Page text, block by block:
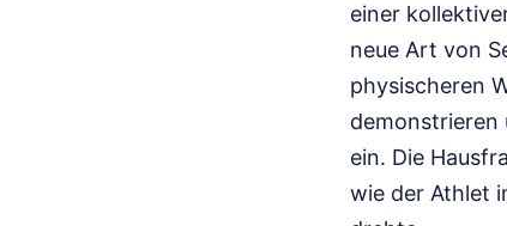
einer
neue Art von
physischeren
demonstrieren
ein. Die
wie der Athlet